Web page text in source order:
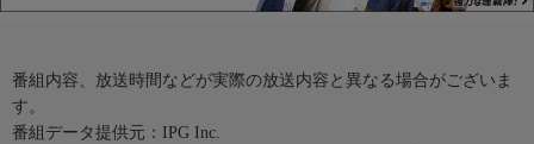
番組内容、放送時間などが実際の放送内容と異なる場合がございま
す。
番組データ提供元：IPG Inc.